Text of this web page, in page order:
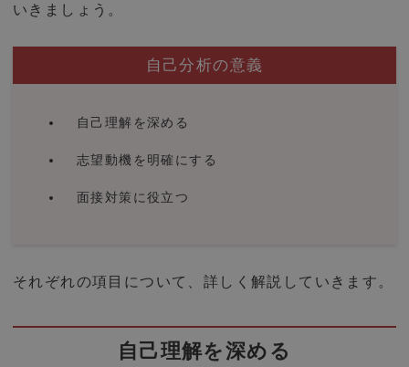
いきましょう。
自己分析の意義
自己理解を深める
志望動機を明確にする
面接対策に役立つ
それぞれの項目について、詳しく解説していきます。
自己理解を深める